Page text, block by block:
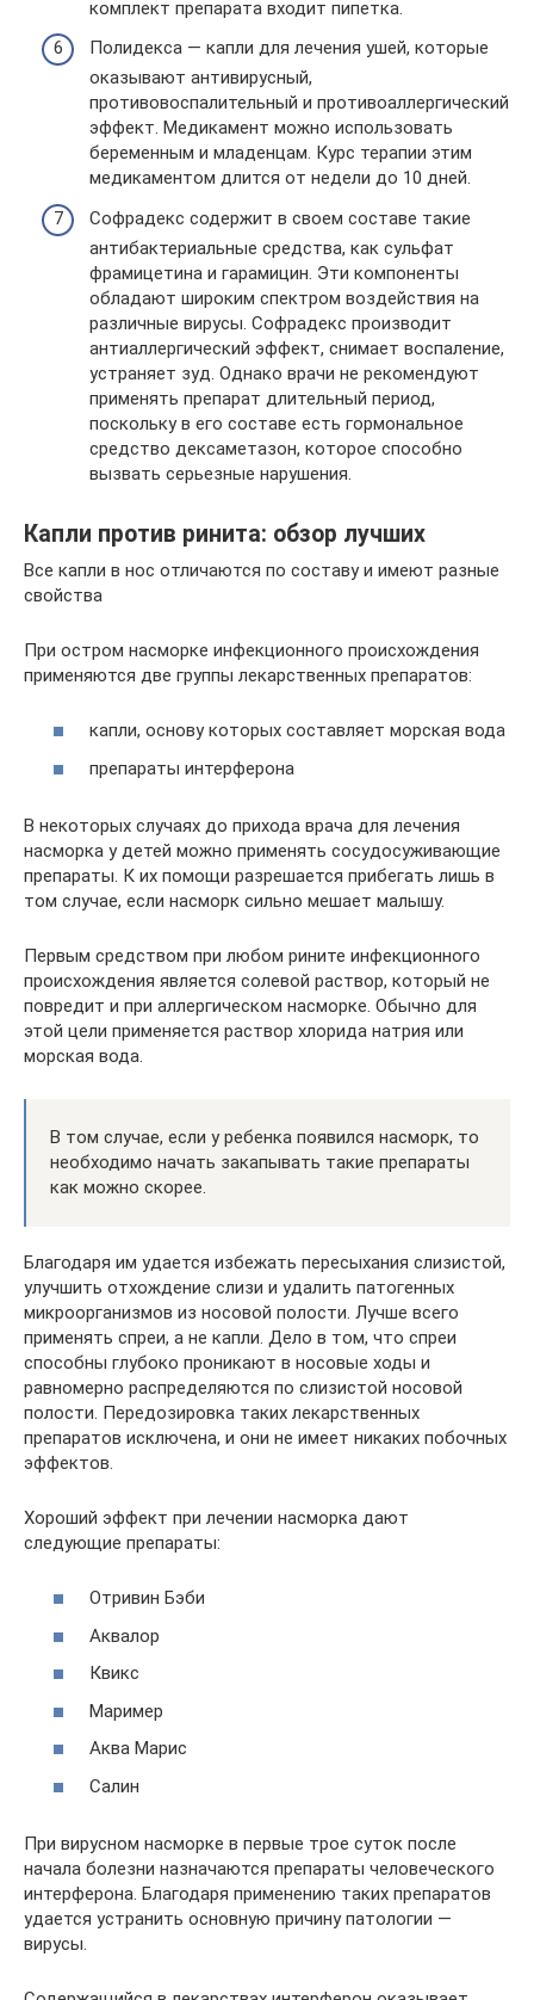
комплект препарата входит пипетка.
Полидекса — капли для лечения ушей, которые
оказывают антивирусный,
противовоспалительный и противоаллергический
эффект. Медикамент можно использовать
беременным и младенцам. Курс терапии этим
медикаментом длится от недели до 10 дней.
Софрадекс содержит в своем составе такие
антибактериальные средства, как сульфат
фрамицетина и гарамицин. Эти компоненты
обладают широким спектром воздействия на
различные вирусы. Софрадекс производит
антиаллергический эффект, снимает воспаление,
устраняет зуд. Однако врачи не рекомендуют
применять препарат длительный период,
поскольку в его составе есть гормональное
средство дексаметазон, которое способно
вызвать серьезные нарушения.
Капли против ринита: обзор лучших
Все капли в нос отличаются по составу и имеют разные
свойства
При остром насморке инфекционного происхождения
применяются две группы лекарственных препаратов:
капли, основу которых составляет морская вода
препараты интерферона
В некоторых случаях до прихода врача для лечения
насморка у детей можно применять сосудосуживающие
препараты. К их помощи разрешается прибегать лишь в
том случае, если насморк сильно мешает малышу.
Первым средством при любом рините инфекционного
происхождения является солевой раствор, который не
повредит и при аллергическом насморке. Обычно для
этой цели применяется раствор хлорида натрия или
морская вода.
В том случае, если у ребенка появился насморк, то
необходимо начать закапывать такие препараты
как можно скорее.
Благодаря им удается избежать пересыхания слизистой,
улучшить отхождение слизи и удалить патогенных
микроорганизмов из носовой полости. Лучше всего
применять спреи, а не капли. Дело в том, что спреи
способны глубоко проникают в носовые ходы и
равномерно распределяются по слизистой носовой
полости. Передозировка таких лекарственных
препаратов исключена, и они не имеет никаких побочных
эффектов.
Хороший эффект при лечении насморка дают
следующие препараты:
Отривин Бэби
Аквалор
Квикс
Маример
Аква Марис
Салин
При вирусном насморке в первые трое суток после
начала болезни назначаются препараты человеческого
интерферона. Благодаря применению таких препаратов
удается устранить основную причину патологии —
вирусы.